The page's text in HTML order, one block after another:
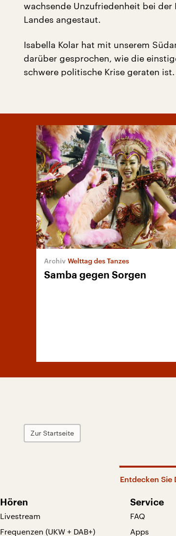
wachsende Unzufriedenheit bei
Landes angestaut.
Isabella Kolar hat mit unserem
darüber gesprochen, wie die
schwere politische Krise geraten ist.
Welttag des Tanzes
Samba gegen Sorgen
Zur Startseite
Entdecken
Hören
Livestream
Frequenzen (UKW + DAB+)
Service
FAQ
Apps